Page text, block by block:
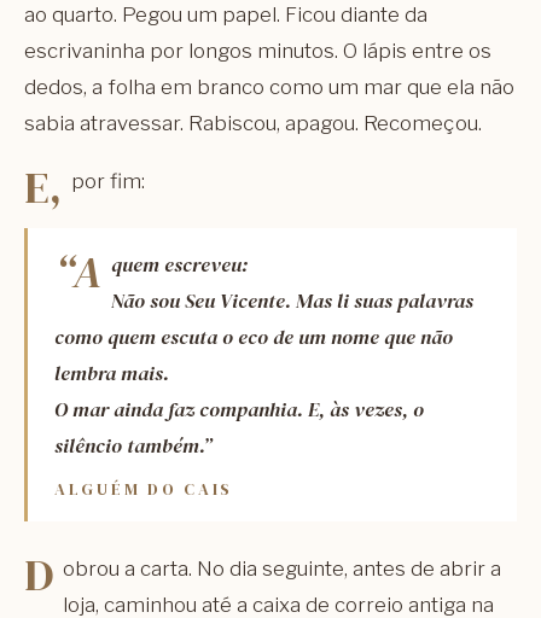
ao quarto. Pegou um papel. Ficou diante da
escrivaninha por longos minutos. O lápis entre os
dedos, a folha em branco como um mar que ela não
sabia atravessar. Rabiscou, apagou. Recomeçou.
E, por fim:
“A quem escreveu:
Não sou Seu Vicente. Mas li suas palavras
como quem escuta o eco de um nome que não
lembra mais.
O mar ainda faz companhia. E, às vezes, o
silêncio também.”
ALGUÉM DO CAIS
D obrou a carta. No dia seguinte, antes de abrir a
loja, caminhou até a caixa de correio antiga na